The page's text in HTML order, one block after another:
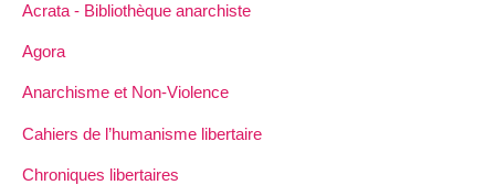
Acrata - Bibliothèque anarchiste
Agora
Anarchisme et Non-Violence
Cahiers de l’humanisme libertaire
Chroniques libertaires